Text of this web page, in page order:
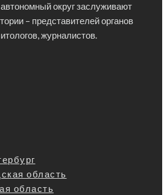
округ заслуживают
– представителей органов
журналистов.
область
область